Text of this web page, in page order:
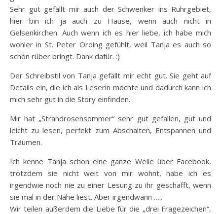
Sehr gut gefällt mir auch der Schwenker ins Ruhrgebiet,
hier bin ich ja auch zu Hause, wenn auch nicht in
Gelsenkirchen. Auch wenn ich es hier liebe, ich habe mich
wohler in St. Peter Ording gefühlt, weil Tanja es auch so
schön rüber bringt. Dank dafür. :)
Der Schreibstil von Tanja gefällt mir echt gut. Sie geht auf
Details ein, die ich als Leserin möchte und dadurch kann ich
mich sehr gut in die Story einfinden.
Mir hat „Strandrosensommer“ sehr gut gefallen, gut und
leicht zu lesen, perfekt zum Abschalten, Entspannen und
Träumen.
Ich kenne Tanja schon eine ganze Weile über Facebook,
trotzdem sie nicht weit von mir wohnt, habe ich es
irgendwie noch nie zu einer Lesung zu ihr geschafft, wenn
sie mal in der Nähe liest. Aber irgendwann …..
Wir teilen außerdem die Liebe für die „drei Fragezeichen“,